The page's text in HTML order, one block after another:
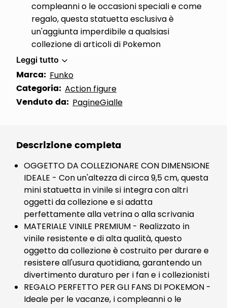
compleanni o le occasioni speciali e come
regalo, questa statuetta esclusiva è
un'aggiunta imperdibile a qualsiasi
collezione di articoli di Pokemon
Leggi tutto
Marca: Funko
Categoria: Action figure
Venduto da: PagineGialle
Descrizione completa
OGGETTO DA COLLEZIONARE CON DIMENSIONE
IDEALE - Con un'altezza di circa 9,5 cm, questa
mini statuetta in vinile si integra con altri
oggetti da collezione e si adatta
perfettamente alla vetrina o alla scrivania
MATERIALE VINILE PREMIUM - Realizzato in
vinile resistente e di alta qualità, questo
oggetto da collezione è costruito per durare e
resistere all'usura quotidiana, garantendo un
divertimento duraturo per i fan e i collezionisti
REGALO PERFETTO PER GLI FANS DI POKEMON -
Ideale per le vacanze, i compleanni o le